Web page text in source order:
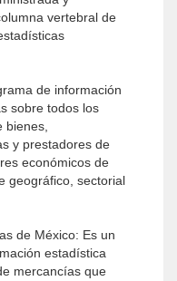
vertebral de
de información
sobre todos los
bienes,
y prestadores de
económicos de
geográfico, sectorial
de México: Es un
estadística
mercancías que